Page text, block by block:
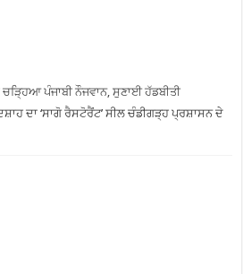
ਪੰਜਾਬੀ ਨੌਜਵਾਨ, ਸੁਣਾਈ ਹੱਡਬੀਤੀ
ਦਾ ‘ਸਾਗੋ ਰੈਸਟੋਰੈਂਟ’ ਸੀਲ ਚੰਡੀਗੜ੍ਹ ਪ੍ਰਸ਼ਾਸਨ ਦੇ